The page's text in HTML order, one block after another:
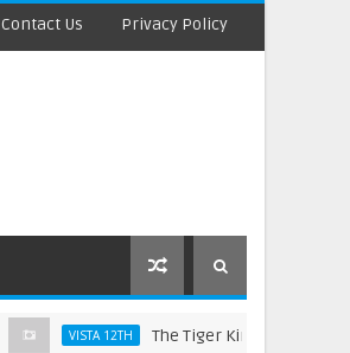
Contact Us Privacy Policy
VISTA 12TH The Tiger King Words Meaning